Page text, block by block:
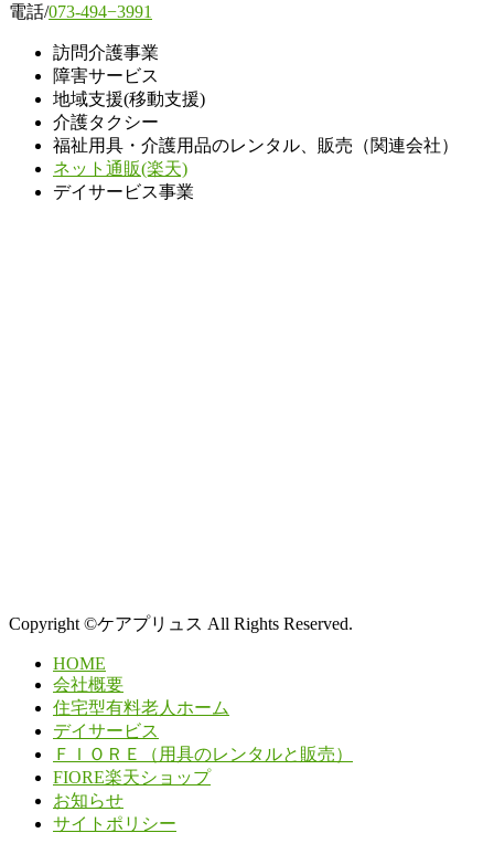
電話/073-494−3991
訪問介護事業
障害サービス
地域支援(移動支援)
介護タクシー
福祉用具・介護用品のレンタル、販売（関連会社）
ネット通販(楽天)
デイサービス事業
Copyright ©ケアプリュス All Rights Reserved.
HOME
会社概要
住宅型有料老人ホーム
デイサービス
ＦＩＯＲＥ（用具のレンタルと販売）
FIORE楽天ショップ
お知らせ
サイトポリシー